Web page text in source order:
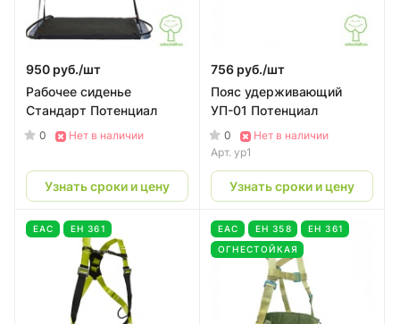
950 руб./шт
Рабочее сиденье
Стандарт Потенциал
0 Нет в наличии
Узнать сроки и цену
756 руб./шт
Пояс удерживающий
УП-01 Потенциал
0
Нет в наличии
Арт. yp1
Узнать сроки и цену
EAC ЕН 361 EAC ЕН 358
ЕН 361
ОГНЕСТОЙКАЯ